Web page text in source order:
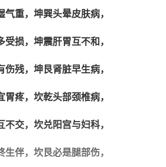
气重，坤巽头晕皮肤病，
受损，坤震肝胃互不和，
伤残，坤艮肾脏早生病，
胃疼，坎乾头部颈椎病，
不交，坎兑阳宫与妇科，
生伴，坎艮必是腿部伤，